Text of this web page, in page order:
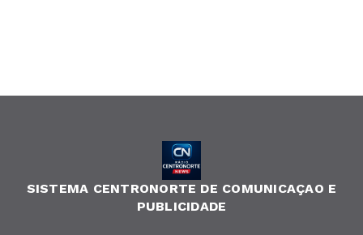
SISTEMA CENTRONORTE DE COMUNICAÇAO E
PUBLICIDADE